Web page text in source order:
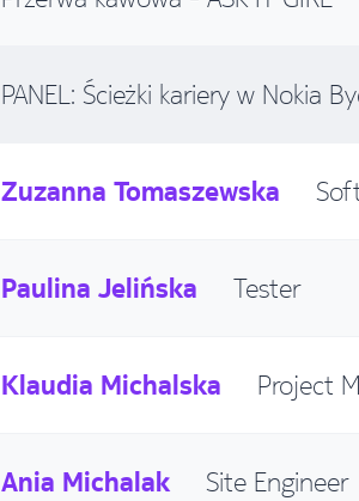
PANEL: Ścieżki kariery w Nokia
Zuzanna Tomaszewska
Paulina Jelińska Tester
Klaudia Michalska Project
Ania Michalak Site Engineer